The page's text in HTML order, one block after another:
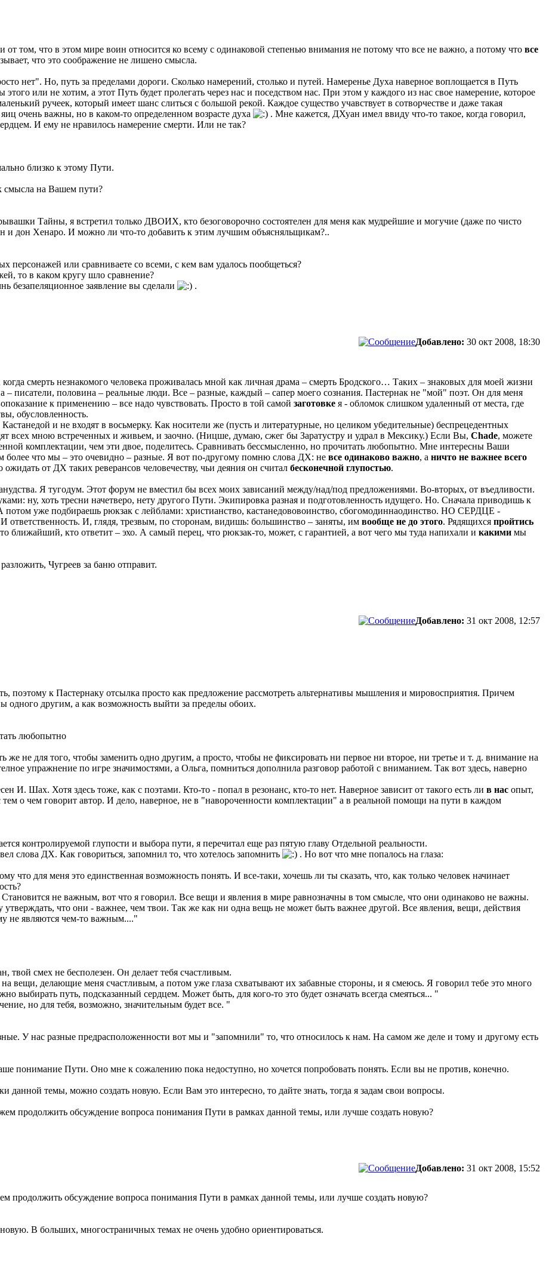
том, что в этом мире воин относится ко всему с одинаковой степенью внимания не потому что все не важно, а потому что все
что это соображение не лишено смысла.
нет". Но, путь за пределами дороги. Сколько намерений, столько и путей. Намеренье Духа наверное воплощается в Путь
или не хотим, а этот Путь будет пролегать через нас и поседством нас. При этом у каждого из нас свое намерение, которое
ручеек, который имеет шанс слиться с большой рекой. Каждое существо учавствует в сотворчестве и даже такая
очень важны, но в каком-то определенном возрасте духа
. Мне кажется, ДХуан имел ввиду что-то такое, когда говорил,
И ему не нравилось намерение смерти. Или не так?
близко к этому Пути.
смысла на Вашем пути?
Тайны, я встретил только ДВОИХ, кто безоговорочно состоятелен для меня как мудрейшие и могучие (даже по чисто
и дон Хенаро. И можно ли что-то добавить к этим лучшим объясняльщикам?..
персонажей или сравниваете со всеми, с кем вам удалось пообщеться?
то в каком кругу шло сравнение?
безапеляционное заявление вы сделали
.
Добавлено: 30 окт 2008, 18:30
смерть незнакомого человека проживалась мной как личная драма – смерть Бродского… Таких – знаковых для моей жизни
– писатели, половина – реальные люди. Все – разные, каждый – сапер моего сознания. Пастернак не "мой" поэт. Он для меня
к применению – все надо чувствовать. Просто в той самой заготовке я - обломок слишком удаленный от места, где
обусловленность.
и не входят в восьмерку. Как носители же (пусть и литературные, но целиком убедительные) беспрецедентных
всех мною встреченных и живьем, и заочно. (Ницше, думаю, сжег бы Заратустру и удрал в Мексику.) Если Вы, Chade, можете
комплектации, чем эти двое, поделитесь. Сравнивать бессмысленно, но прочитать любопытно. Мне интересны Ваши
что мы – это очевидно – разные. Я вот по-другому помню слова ДХ: не все одинаково важно, а ничто не важнее всего
ожидать от ДХ таких реверансов человечеству, чьи деяния он считал бесконечной глупостью.
Я тугодум. Этот форум не вместил бы всех моих зависаний между/над/под предложениями. Во-вторых, от въедливости.
ну, хоть тресни начетверо, нету другого Пути. Экипировка разная и подготовленность идущего. Но. Сначала приводишь к
уже подбираешь рюкзак с лейблами: христианство, кастанедововоинство, сбогомодиннаодинство. НО СЕРДЦЕ -
И, глядя, трезвым, по сторонам, видишь: большинство – заняты, им вообще не до этого. Рядящихся пройтись
ближайший, кто ответит – эхо. А самый перец, что рюкзак-то, может, с гарантией, а вот чего мы туда напихали и какими мы
Чугреев за баню отправит.
Добавлено: 31 окт 2008, 12:57
поэтому к Пастернаку отсылка просто как предложение рассмотреть альтернативы мышления и мировосприятия. Причем
одного другим, а как возможность выйти за пределы обоих.
любопытно
не для того, чтобы заменить одно другим, а просто, чтобы не фиксировать ни первое ни второе, ни третье и т. д. внимание на
упражнение по игре значимостями, а Ольга, помниться дополнила разговор работой с вниманием. Так вот здесь, наверно
И. Шах. Хотя здесь тоже, как с поэтами. Кто-то - попал в резонанс, кто-то нет. Наверное зависит от такого есть ли в нас опыт,
тем о чем говорит автор. И дело, наверное, не в "навороченности комплектации" а в реальной помощи на пути в каждом
контролируемой глупости и выбора пути, я перечитал еще раз пятую главу Отдельной реальности.
слова ДХ. Как говориться, запомнил то, что хотелось запомнить
. Но вот что мне попалось на глаза:
что для меня это единственная возможность понять. И все-таки, хочешь ли ты сказать, что, как только человек начинает
Становится не важным, вот что я говорил. Все вещи и явления в мире равнозначны в том смысле, что они одинаково не важны.
что они - важнее, чем твои. Так же как ни одна вещь не может быть важнее другой. Все явления, вещи, действия
не являются чем-то важным...."
твой смех не бесполезен. Он делает тебя счастливым.
вещи, делающие меня счастливым, а потом уже глаза схватывают их забавные стороны, и я смеюсь. Я говорил тебе это много
выбирать путь, подсказанный сердцем. Может быть, для кого-то это будет означать всегда смеяться... "
но для тебя, возможно, значительным будет все. "
У нас разные предрасположенности вот мы и "запомнили" то, что относилось к нам. На самом же деле и тому и другому есть
понимание Пути. Оно мне к сожалению пока недоступно, но хочется попробовать понять. Если вы не против, конечно.
данной темы, можно создать новую. Если Вам это интересно, то дайте знать, тогда я задам свои вопросы.
продолжить обсуждение вопроса понимания Пути в рамках данной темы, или лучше создать новую?
Добавлено: 31 окт 2008, 15:52
продолжить обсуждение вопроса понимания Пути в рамках данной темы, или лучше создать новую?
В больших, многостраничных темах не очень удобно ориентироваться.